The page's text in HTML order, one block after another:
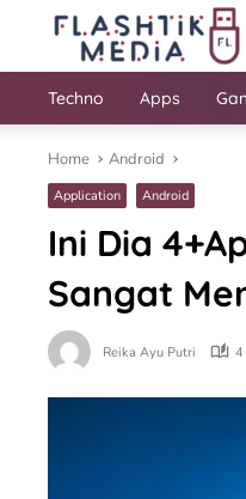
Techno Apps
Home Android
Application Android
Ini Dia
Sangat
Reika Ayu Putri 4